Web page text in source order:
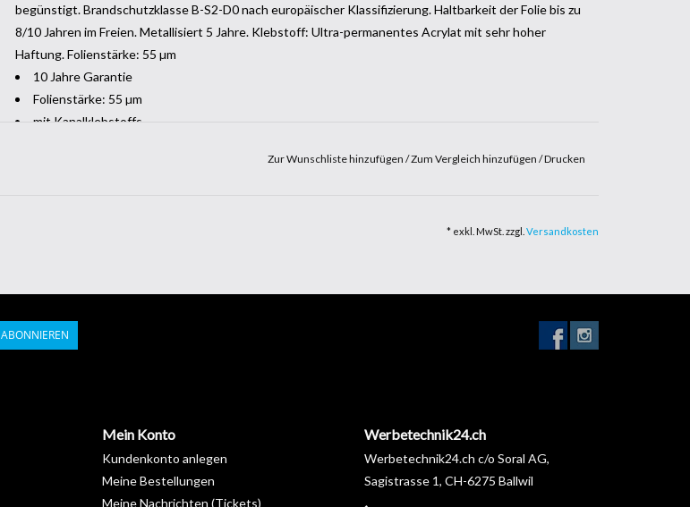
begünstigt. Brandschutzklasse B-S2-D0 nach europäischer Klassifizierung. Haltbarkeit der Folie bis zu
8/10 Jahren im Freien. Metallisiert 5 Jahre. Klebstoff: Ultra-permanentes Acrylat mit sehr hoher
Haftung. Folienstärke: 55 µm
10 Jahre Garantie
Folienstärke: 55 µm
mit Kanalklebstoffs
Zur Wunschliste hinzufügen /Zum Vergleich hinzufügen /Drucken
* exkl. MwSt. zzgl. Versandkosten
ABONNIEREN
Mein Konto
Kundenkonto anlegen
Meine Bestellungen
Meine Nachrichten (Tickets)
Werbetechnik24.ch
Werbetechnik24.ch c/o Soral AG,
Sagistrasse 1, CH-6275 Ballwil